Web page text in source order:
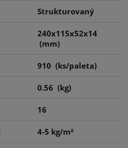
Strukturovaný
240x115x52x14
(mm)
910 (ks/paleta)
0.56 (kg)
16
4-5 kg/m²